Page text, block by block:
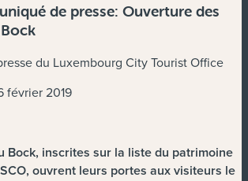
de presse: Ouverture des
du Luxembourg City Tourist Office
février 2019
Bock, inscrites sur la liste du patrimoine
ouvrent leurs portes aux visiteurs le